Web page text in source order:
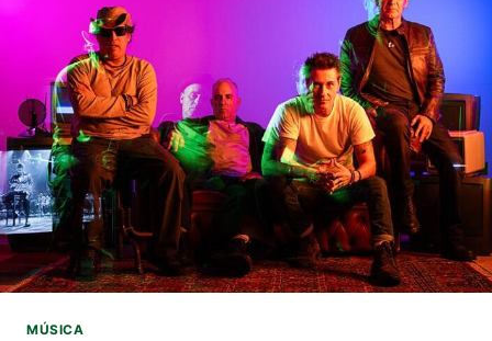
NO
CENÁRIO
DO
FORRÓ
NACIONAL
MÚSICA